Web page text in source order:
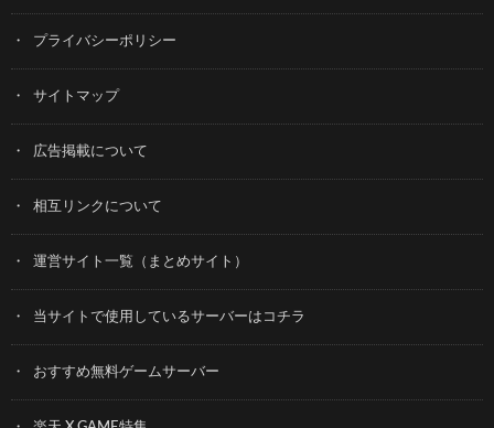
プライバシーポリシー
サイトマップ
広告掲載について
相互リンクについて
運営サイト一覧（まとめサイト）
当サイトで使用しているサーバーはコチラ
おすすめ無料ゲームサーバー